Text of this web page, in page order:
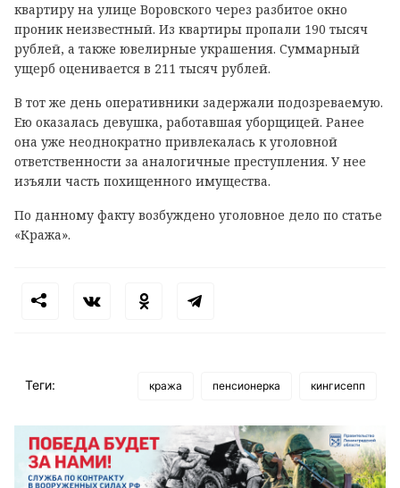
квартиру на улице Воровского через разбитое окно
проник неизвестный. Из квартиры пропали 190 тысяч
рублей, а также ювелирные украшения. Суммарный
ущерб оценивается в 211 тысяч рублей.
В тот же день оперативники задержали подозреваемую.
Ею оказалась девушка, работавшая уборщицей. Ранее
она уже неоднократно привлекалась к уголовной
ответственности за аналогичные преступления. У нее
изъяли часть похищенного имущества.
По данному факту возбуждено уголовное дело по статье
«Кража».
Теги: кража пенсионерка кингисепп